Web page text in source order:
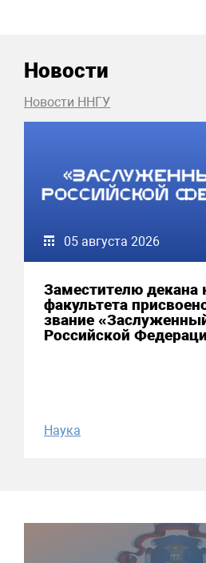
Новости
Новости ННГУ
05 августа 2026
Заместителю декана
факультета
звание
Российской
Наука